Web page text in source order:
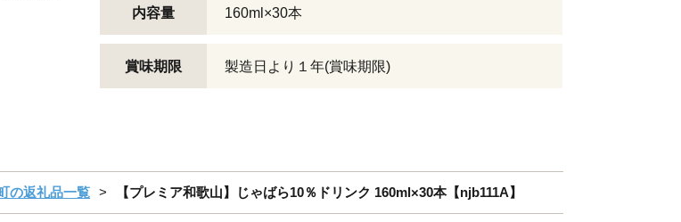
内容量 160ml×30本
賞味期限 製造日より１年(賞味期限)
の返礼品一覧 【プレミア和歌山】じゃばら10％ドリンク 160ml×30本【njb111A】